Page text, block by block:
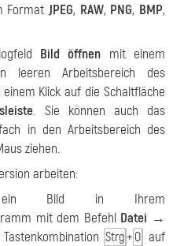
Format JPEG, RAW, PNG, BMP,
Bild öffnen mit einem
leeren Arbeitsbereich des
Klick auf die Schaltfläche
. Sie können auch das
in den Arbeitsbereich des
ziehen.
arbeiten:
Bild in Ihrem
mit dem Befehl Datei →
Strg+ O auf